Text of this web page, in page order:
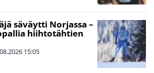
säväytti Norjassa –
hiihtotähtien
15:05